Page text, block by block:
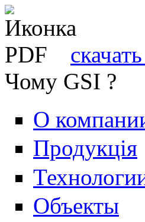
Чому GSI ?
О
Продукція
Объекты